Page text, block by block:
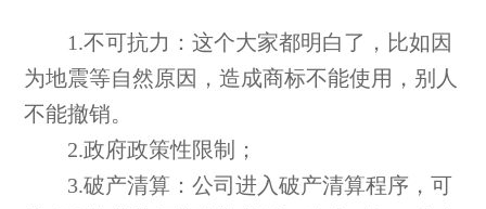
1.不可抗力：这个大家都明白了，比如因
为地震等自然原因，造成商标不能使用，别人
不能撤销。
2.政府政策性限制；
3.破产清算：公司进入破产清算程序，可